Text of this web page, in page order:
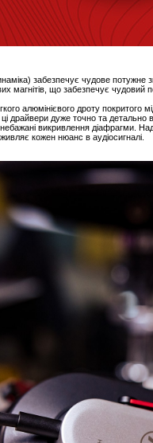
забезпечує чудове
магнітів, що забезпечує чудовий
алюмінієвого дроту
ці драйвери дуже точно та
небажані викривлення діафрагми.
кожен нюанс в аудіосигналі.